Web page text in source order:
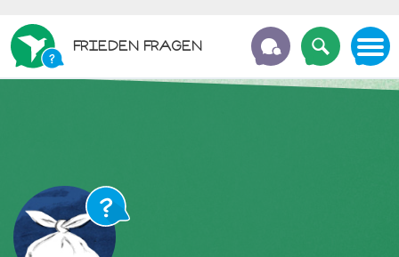
FRIEDEN FRAGEN